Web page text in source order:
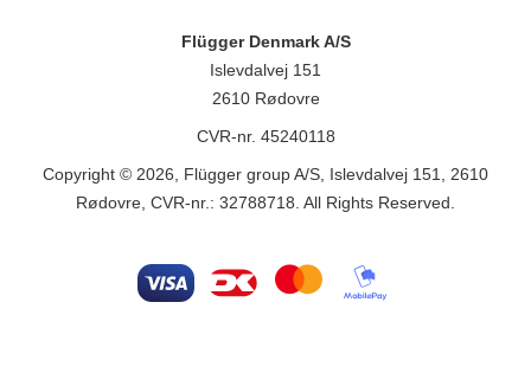
Flügger Denmark A/S
Islevdalvej 151
2610 Rødovre
CVR-nr. 45240118
Copyright © 2026, Flügger group A/S, Islevdalvej 151, 2610
Rødovre, CVR-nr.: 32788718. All Rights Reserved.